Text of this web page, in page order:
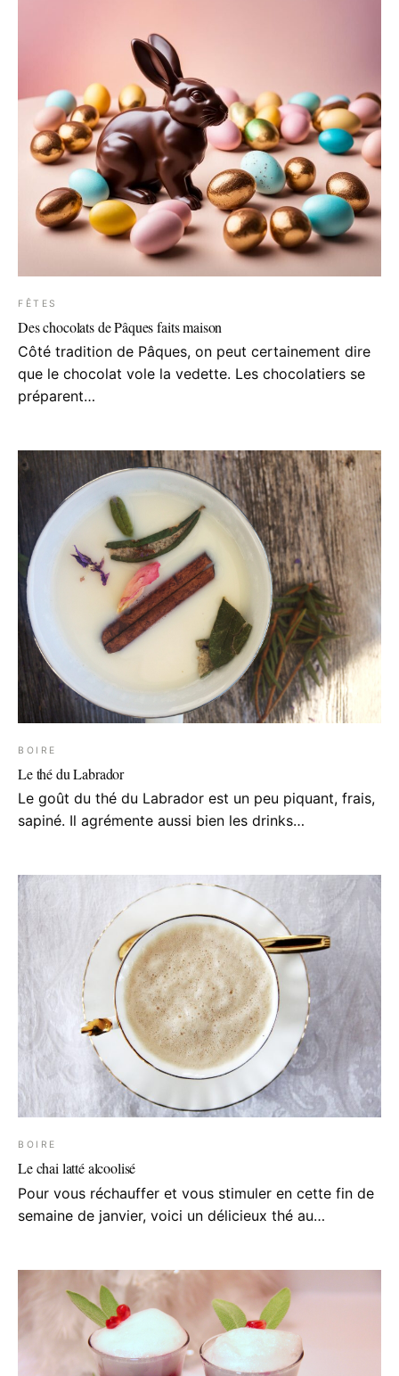
FÊTES
Des chocolats de Pâques faits maison
Côté tradition de Pâques, on peut certainement dire
que le chocolat vole la vedette. Les chocolatiers se
préparent…
BOIRE
Le thé du Labrador
Le goût du thé du Labrador est un peu piquant, frais,
sapiné. Il agrémente aussi bien les drinks…
BOIRE
Le chai latté alcoolisé
Pour vous réchauffer et vous stimuler en cette fin de
semaine de janvier, voici un délicieux thé au…